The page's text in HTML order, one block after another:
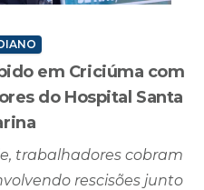
em Criciúma com
do Hospital Santa
trabalhadores cobram
rescisões junto